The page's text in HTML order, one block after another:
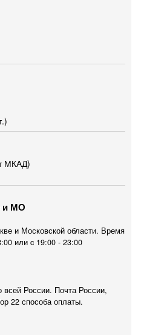
МКАД)
и МО
и Московской области. Время
или c 19:00 - 23:00
России. Почта России,
22 способа оплаты.